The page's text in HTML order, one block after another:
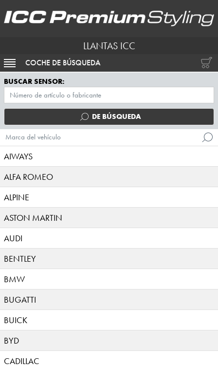
LLANTAS ICC
ACTIVAR NAVEGACIÓN
COCHE DE BÚSQUEDA
BUSCAR SENSOR:
DE BÚSQUEDA
Marca del vehículo
AIWAYS
ALFA ROMEO
ALPINE
ASTON MARTIN
AUDI
BENTLEY
BMW
BUGATTI
BUICK
BYD
CADILLAC